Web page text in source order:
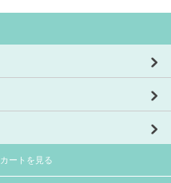
カートを見る